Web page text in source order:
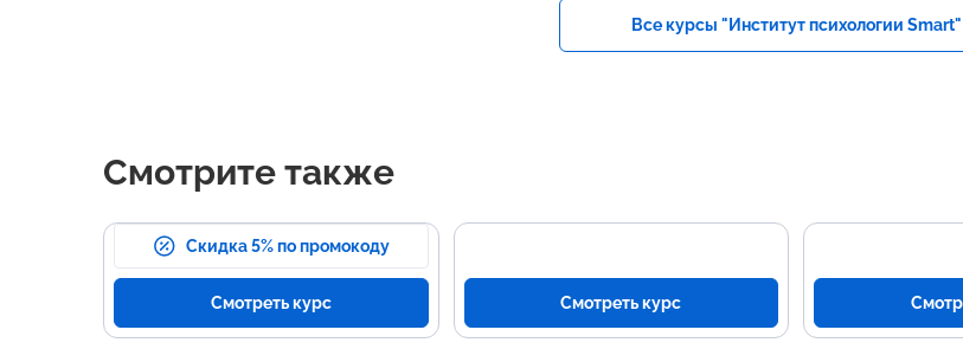
Все курсы "Институт психологии Smart"
Смотрите также
Скидка 5% по промокоду
Смотреть курс Смотреть курс